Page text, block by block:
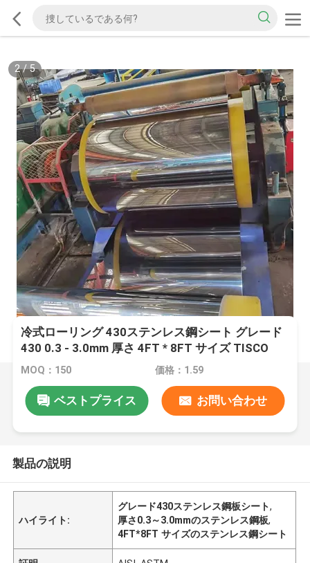
2/5
冷式ローリング 430ステンレス鋼シート グレード
430 0.3 - 3.0mm 厚さ 4FT * 8FT サイズ TISCO
JISCO
MOQ：150 価格：1.59
ベストプライス お問い合わせ
製品の説明
ハイライト:
グレード430ステンレス鋼板シート,
厚さ0.3～3.0mmのステンレス鋼板,
4FT*8FT サイズのステンレス鋼シート